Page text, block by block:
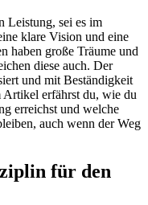
Leistung, sei es im
klare Vision und eine
haben große Träume und
diese auch. Der
und mit Beständigkeit
Artikel erfährst du, wie du
erreichst und welche
auch wenn der Weg
für den